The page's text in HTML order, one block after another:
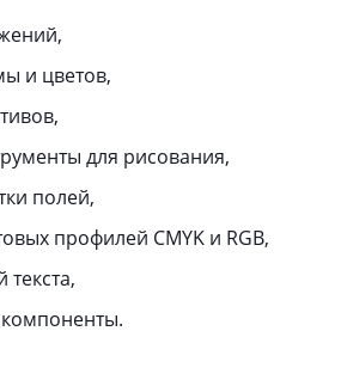
и цветов,
для рисования,
полей,
профилей CMYK и RGB,
текста,